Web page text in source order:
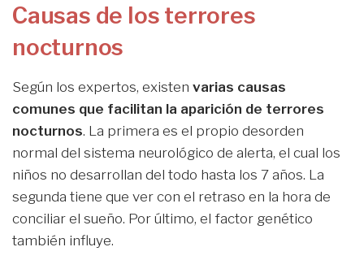
Causas de los terrores
nocturnos
Según los expertos, existen varias causas
comunes que facilitan la aparición de terrores
nocturnos. La primera es el propio desorden
normal del sistema neurológico de alerta, el cual los
niños no desarrollan del todo hasta los 7 años. La
segunda tiene que ver con el retraso en la hora de
conciliar el sueño. Por último, el factor genético
también influye.